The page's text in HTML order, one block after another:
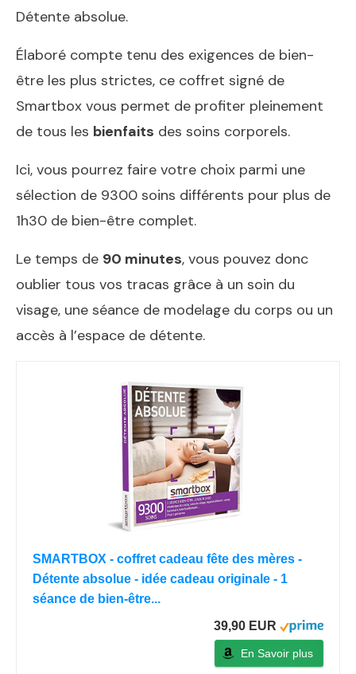
Détente absolue.
Élaboré compte tenu des exigences de bien-
être les plus strictes, ce coffret signé de
Smartbox vous permet de profiter pleinement
de tous les bienfaits des soins corporels.
Ici, vous pourrez faire votre choix parmi une
sélection de 9300 soins différents pour plus de
1h30 de bien-être complet.
Le temps de 90 minutes, vous pouvez donc
oublier tous vos tracas grâce à un soin du
visage, une séance de modelage du corps ou un
accès à l’espace de détente.
SMARTBOX - coffret cadeau fête des mères -
Détente absolue - idée cadeau originale - 1
séance de bien-être...
39,90 EUR
En Savoir plus